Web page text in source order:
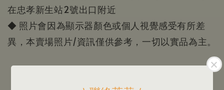
在忠孝新生站2號出口附近
◆ 照片會因為顯示器顏色或個人視覺感受有所差
異，本賣場照片/資訊僅供參考，一切以實品為主。